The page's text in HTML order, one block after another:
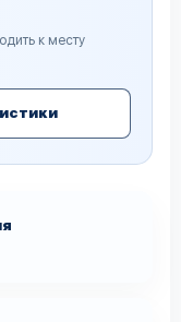
к месту